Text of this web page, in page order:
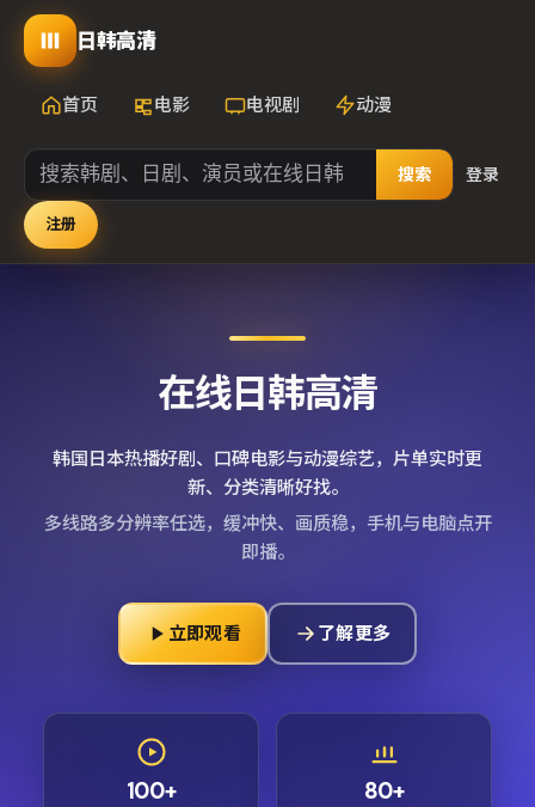
日韩高清
首页 电影 电视剧 动漫
搜索 登录
注册
在线日韩高清
韩国日本热播好剧、口碑电影与动漫综艺，片单实时更
新、分类清晰好找。
多线路多分辨率任选，缓冲快、画质稳，手机与电脑点开
即播。
立即观看 了解更多
100+ 80+